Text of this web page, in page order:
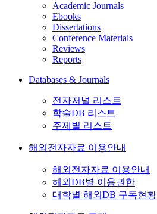
Academic Journals
Ebooks
Dissertations
Conference Materials
Reviews
Reports
Databases & Journals
전자저널 리스트
학술DB 리스트
주제별 리스트
해외전자자료 이용안내
해외전자자료 이용안내
해외DB별 이용권한
대학별 해외DB 구독현황